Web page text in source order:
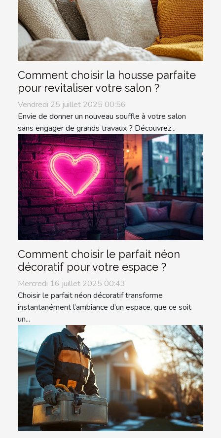
Comment choisir la housse parfaite
pour revitaliser votre salon ?
Vendredi 25 juillet 2025 00:56
Envie de donner un nouveau souffle à votre salon
sans engager de grands travaux ? Découvrez...
Comment choisir le parfait néon
décoratif pour votre espace ?
Mercredi 16 juillet 2025 00:43
Choisir le parfait néon décoratif transforme
instantanément l’ambiance d’un espace, que ce soit
un...